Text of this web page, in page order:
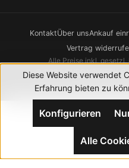
KontaktÜber unsAnkauf
Vertrag
Alle Preise inkl.
© 2026 CHRONOWERK
Diese Website verwendet
Erfahrung bieten zu
Konfigurieren
Alle